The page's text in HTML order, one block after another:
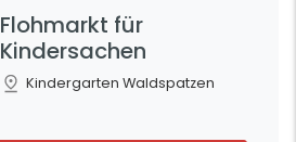
Flohmarkt für
Kindersachen
Kindergarten Waldspatzen